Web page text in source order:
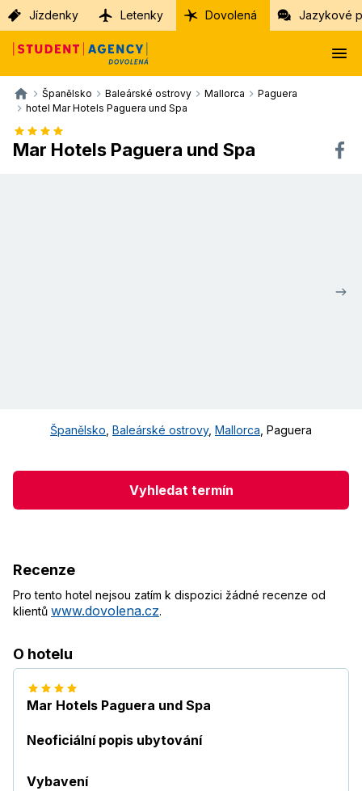
Jízdenky Letenky Dovolená Jazykové
Španělsko Baleárské ostrovy Mallorca
Paguera
hotel Mar Hotels Paguera und Spa
Mar Hotels Paguera und Spa
Španělsko Baleárské ostrovy, Mallorca Paguera
Vyhledat termín
Recenze
Pro tento hotel nejsou zatím k dispozici žádné recenze od
klientů www.dovolena.cz.
O hotelu
Mar Hotels Paguera und Spa
Neoficiální popis ubytování
Vybavení